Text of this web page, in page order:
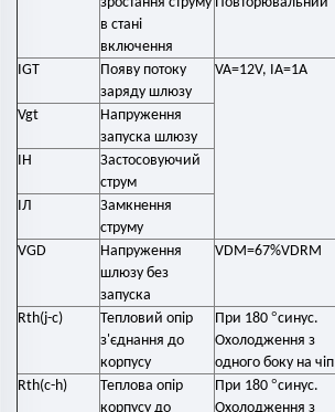
в стані
включення
IGT
Появу потоку
заряду шлюзу
VA=12V, IA=1A
Vgt
Напруження
запуска шлюзу
IH
Застосовуючий
струм
ІЛ
Замкнення
струму
VGD
Напруження
шлюзу без
запуска
VDM=67%VDRM
Rth(j-c)
Тепловий опір
з'єднання до
корпусу
При 180 °синус.
Охолодження з
одного боку на чіп
Rth(c-h)
Теплова опір
корпусу до
При 180 °синус.
Охолодження з